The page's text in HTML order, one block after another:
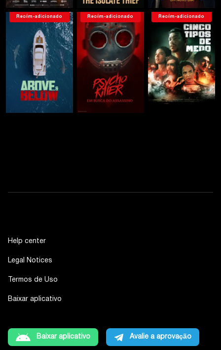
Recém-adicionado Recém-adicionado Recém-adicionado
Help center
Legal Notices
Termos de Uso
Baixar aplicativo
Baixar aplicativo Avalie a aprovação